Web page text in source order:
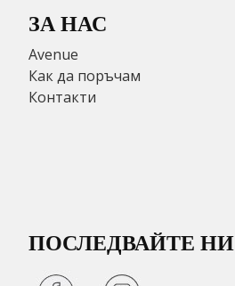
ЗА НАС
Avenue
Как да поръчам
Контакти
ПОСЛЕДВАЙТЕ НИ